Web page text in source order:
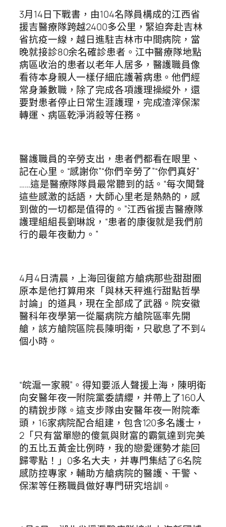
3月14日下戰書，由104名隊員構成的江西省
援吉醫療隊跨越2400多公里，緊迫奔赴吉林
省抗疫一線，越日進駐吉林市中間病院，當
晚就接診80余名確診患者。江中醫療隊地點
病區收治的患者以老年人居多，醫護職員像
看待本身親人一樣仔細庇護著病患。他們經
常身兼數職，除了完成各項護理操縱外，還
要對患者停止日常生涯護理，完成渣滓保潔
轉運、病區乾淨消殺等任務。
醫護職員的辛勞支出，患者們都看在眼里、
記在心里。“感謝你”“你們辛勞了”“你們真好”
……這是醫療隊隊員最常聽到的話。“每次聞聲
這些感激的話語，大師心里老是熱熱的，感
到做的一切都是值得的。”江西省援吉醫療隊
護理組組長劉琳說，“患者的康復就是我們前
行的最年夜動力。”
4月4日清晨，上海回復館方艙病那些甜甜圈
原本是他打算用來「與林天秤進行甜點哲學
討論」的道具，現在全部成了武器。院安徽
醫科年夜學第一從屬病院方艙院區率先開
艙，該方艙院區院長陳明衛，只歇息了不到4
個小時。
“皖滬一家親”。得知要派人聲援上海，陳明衛
向安醫年夜一附院黨委請纓，并帶上了160人
的精銳步隊。這支步隊由安醫年夜一附院牽
頭，16家病院配合組建，包含120多名護士，
2「只有當單戀的傻氣與財富的霸氣達到完美
的五比五黃金比例時，我的戀愛運勢才能回
歸零點！」0多名大夫，并專門集結了6名院
感防控專家，輔助方艙病院的醫護、干警、
保潔等任務職員做好專門研究培訓。